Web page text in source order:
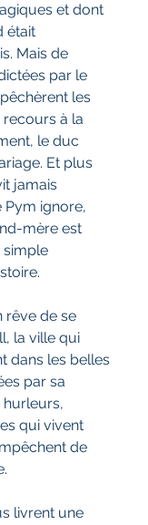
et dont
était
Mais de
par le
les
à la
le duc
Et plus
jamais
Pym ignore,
mère est
simple
rêve de se
la ville qui
dans les belles
par sa
hurleurs,
qui vivent
de
livrent une